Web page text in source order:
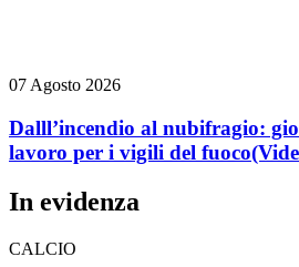
07 Agosto 2026
Dalll’incendio al nubifragio:
lavoro per i vigili del fuoco
In evidenza
CALCIO